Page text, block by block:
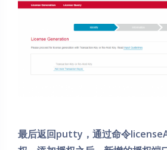
最后返回putty，通过命令